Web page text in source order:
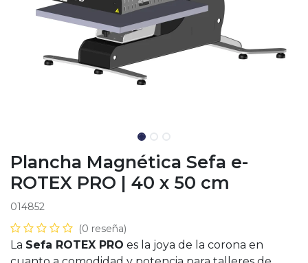
Plancha Magnética Sefa e-
ROTEX PRO | 40 x 50 cm
014852
(0 reseña)
La Sefa ROTEX PRO es la joya de la corona en